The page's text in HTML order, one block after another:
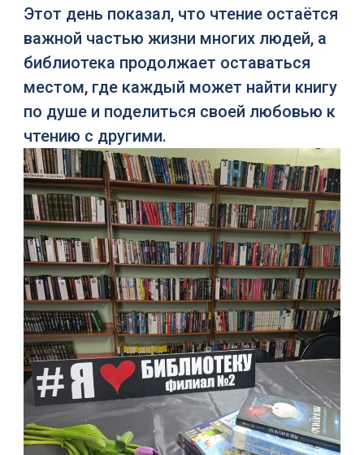
Этот день показал, что чтение остаётся
важной частью жизни многих людей, а
библиотека продолжает оставаться
местом, где каждый может найти книгу
по душе и поделиться своей любовью к
чтению с другими.